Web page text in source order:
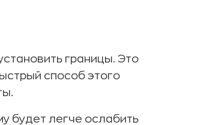
границы. Это
способ этого
будет легче ослабить